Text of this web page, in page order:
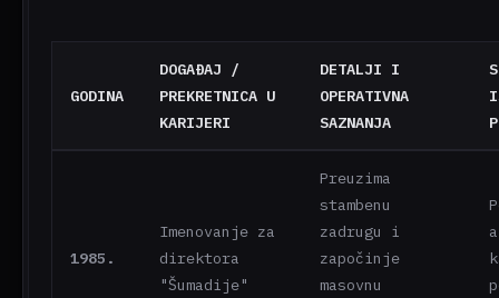
GODINA
DOGAĐAJ /
PREKRETNICA U
KARIJERI
DETALJI I
OPERATIVNA
SAZNANJA
1985.
Imenovanje za
direktora
"Šumadije"
Preuzima
stambenu
zadrugu i
započinje
masovnu